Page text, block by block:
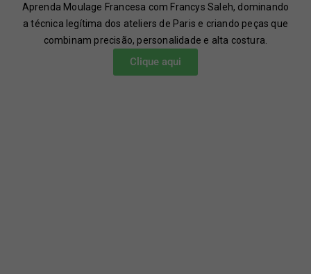
Aprenda Moulage Francesa com Francys Saleh, dominando
a técnica legítima dos ateliers de Paris e criando peças que
combinam precisão, personalidade e alta costura.
Clique aqui